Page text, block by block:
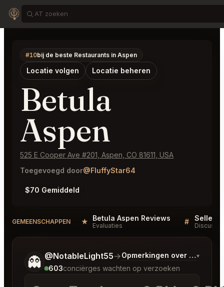
#10bij de beste Restaurants in Aspen
Locatie volgen Locatie beheren
Betula
Aspen
525 E Cooper Ave #201, Aspen, CO 81611, USA
Toegevoegd door@FluffyStar64
$70 Gemiddeld
GEMEENSCHAPPEN ★ Betula Aspen Reviews
Evaluaties # Sellers
Discussie
👻 @NotableLight55→Opmerkingen over Laatste
▾
603conciërges wachten op verzoeken
Vertel me wat je wilt.